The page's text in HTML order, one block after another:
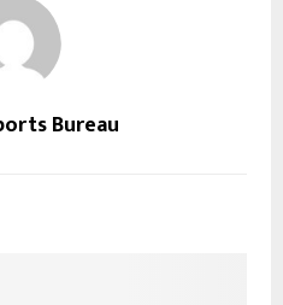
Bureau